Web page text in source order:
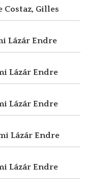
Costaz, Gilles
Lázár Endre
Lázár Endre
Lázár Endre
Lázár Endre
Lázár Endre